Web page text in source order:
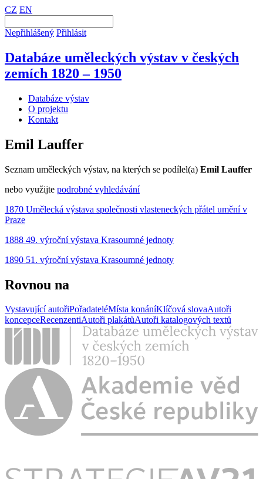
CZ EN
Nepřihlášený Přihlásit
Databáze uměleckých výstav v českých
zemích 1820 – 1950
Databáze výstav
O projektu
Kontakt
Emil Lauffer
Seznam uměleckých výstav, na kterých se podílel(a) Emil Lauffer
nebo využijte podrobné vyhledávání
1870 Umělecká výstava společnosti vlasteneckých přátel umění v
Praze
1888 49. výroční výstava Krasoumné jednoty
1890 51. výroční výstava Krasoumné jednoty
Rovnou na
Vystavující autořiPořadateléMísta konáníKlíčová slovaAutoři
koncepceRecenzentiAutoři plakátůAutoři katalogových textů